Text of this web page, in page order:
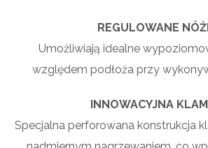
REGULOWANE
Umożliwiają idealne
względem podłoża przy
INNOWACYJNA
Specjalna perforowana konstrukcja